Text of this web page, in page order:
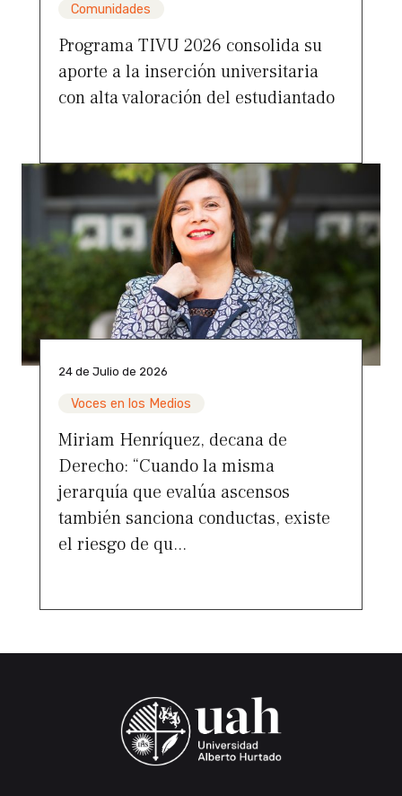
Comunidades
Programa TIVU 2026 consolida su
aporte a la inserción universitaria
con alta valoración del estudiantado
24 de Julio de 2026
Voces en los Medios
Miriam Henríquez, decana de
Derecho: “Cuando la misma
jerarquía que evalúa ascensos
también sanciona conductas, existe
el riesgo de qu...